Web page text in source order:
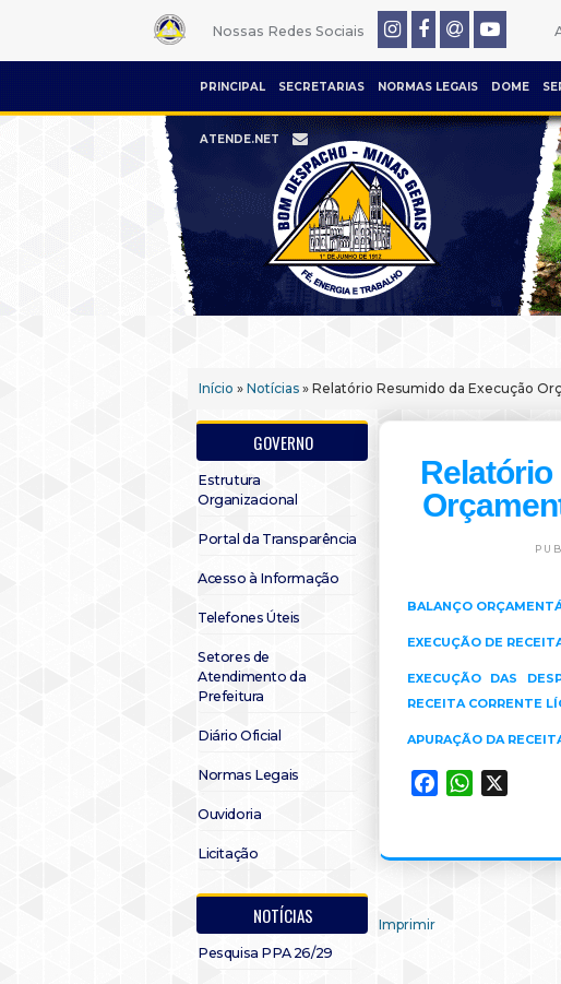
Nossas Redes Sociais
PRINCIPAL SECRETARIAS NORMAS LEGAIS DOME
ATENDE.NET
Início » Notícias » Relatório Resumido da Execução
GOVERNO
Estrutura
Organizacional
Portal da Transparência
Acesso à Informação
Telefones Úteis
Setores de
Atendimento da
Prefeitura
Diário Oficial
Normas Legais
Ouvidoria
Licitação
NOTÍCIAS
Pesquisa PPA 26/29
BALANÇO
EXECUÇÃO DE
EXECUÇÃO DAS
RECEITA CORRENTE
APURAÇÃO DA
FacebookWhatsApp
Imprimir